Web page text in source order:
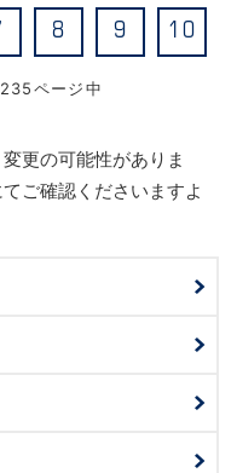
ページ中
8 9 10
更の可能性がありま
ご確認くださいますよ